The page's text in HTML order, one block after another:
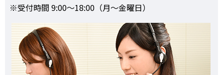
※受付時間 9:00～18:00（月～金曜日）